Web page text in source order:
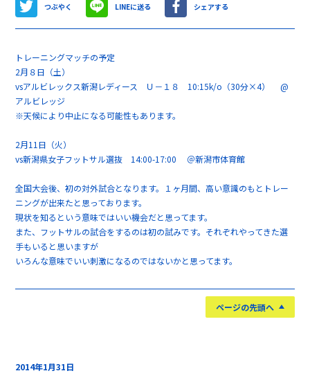
つぶやく LINEに送る シェアする
トレーニングマッチの予定
2月８日（土）
vsアルビレックス新潟レディース Ｕ－１８ 10:15k/o（30分×4） @
アルビレッジ
※天候により中止になる可能性もあります。
2月11日（火）
vs新潟県女子フットサル選抜 14:00-17:00 ＠新潟市体育館
全国大会後、初の対外試合となります。１ヶ月間、高い意識のもとトレー
ニングが出来たと思っております。
現状を知るという意味ではいい機会だと思ってます。
また、フットサルの試合をするのは初の試みです。それぞれやってきた選
手もいると思いますが
いろんな意味でいい刺激になるのではないかと思ってます。
ページの先頭へ
2014年1月31日